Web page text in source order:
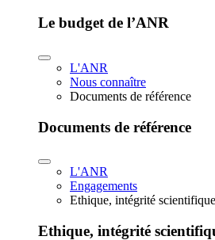
Le budget de l’ANR
L'ANR
Nous connaître
Documents de référence
Documents de référence
L'ANR
Engagements
Ethique, intégrité
Ethique, intégrité